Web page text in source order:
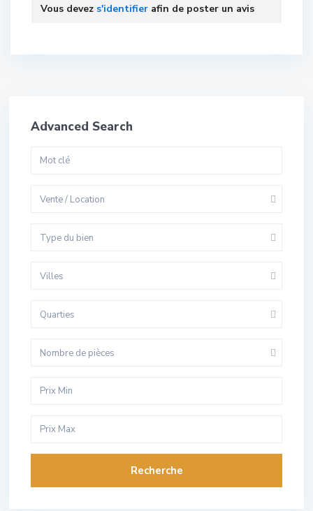
Vous devez s'identifier afin de poster un avis
Advanced Search
Vente / Location
Type du bien
Villes
Quarties
Nombre de pièces
Recherche